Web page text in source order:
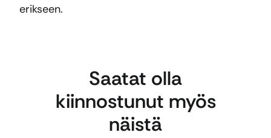
erikseen.
Saatat olla
kiinnostunut myös
näistä